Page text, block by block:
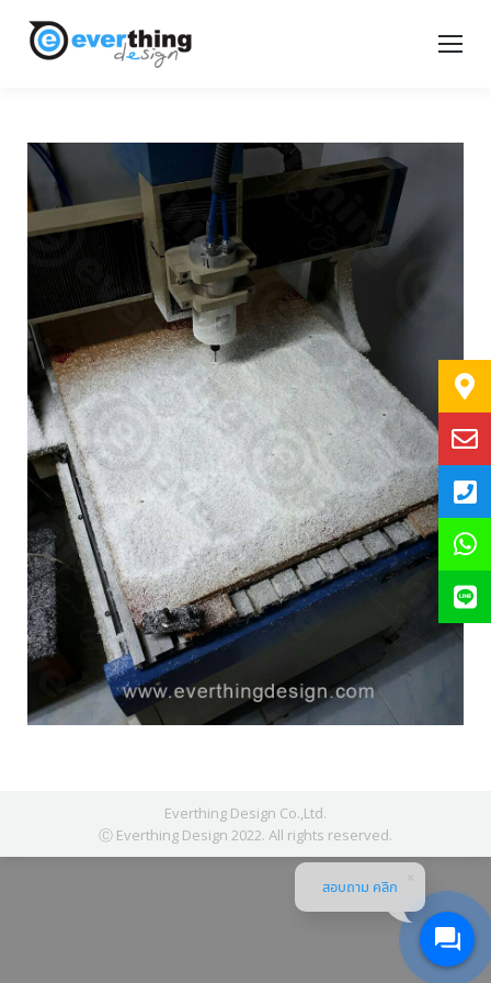
Everthing Design Co.,Ltd.
Ⓒ Everthing Design 2022. All rights reserved.
สอบถาม คลิก